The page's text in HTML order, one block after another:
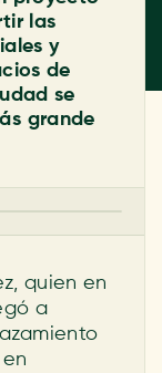
las
y
de
se
grande
quien en
a